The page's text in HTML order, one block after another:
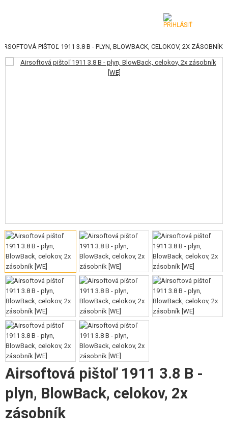
KATEGÓRIE
VÝSTROJ, UNIFORMY, PÚZDRA
MASKOVANIE, FARBY, PÁSKY
VYSIELAČKY, HEADSETY, KAMERY
DOPLNKY K ZBRANIAM, POPRUHY
NÁHRADNÉ DIELY ZBRANÍ, UPGRADE
SERVIS A ÚDRŽBA ZBRANÍ
SEBAOBRANA, VÝCVIK, NOŽE
TERČE, STRELNICE
OUTDOOR A BUSHCRAFT
PIŠTOĽ 1911 3.8 B - PLYN, BLOWBACK, CELOKOV, 2X ZÁSOBNÍK
Airsoftová pištoľ 1911 3.8 B -
plyn, BlowBack, celokov, 2x
zásobník